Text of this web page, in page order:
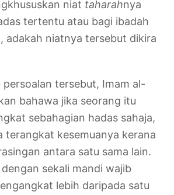
niat taharahnya
tertentu atau bagi ibadah
adakah niatnya tersebut dikira
persoalan tersebut, Imam al-
bahawa jika seorang itu
sebahagian hadas sahaja,
terangkat kesemuanya kerana
antara satu sama lain.
sekali mandi wajib
lebih daripada satu